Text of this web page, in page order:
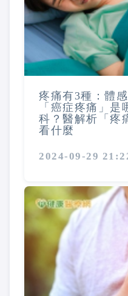
疼痛有3種：體
「癌症疼痛」
科？醫解析「疼
看什麼
2024-09-29